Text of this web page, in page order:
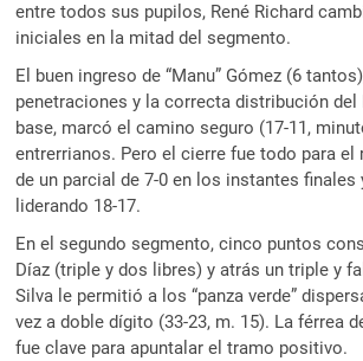
entre todos sus pupilos, René Richard
iniciales en la mitad del segmento.
El buen ingreso de “Manu” Gómez (6
penetraciones y la correcta distribución del
base, marcó el camino seguro (17-11,
entrerrianos. Pero el cierre fue todo para el
de un parcial de 7-0 en los instantes finales
liderando 18-17.
En el segundo segmento, cinco puntos
Díaz (triple y dos libres) y atrás un triple y
Silva le permitió a los “panza verde”
vez a doble dígito (33-23, m. 15). La férrea
fue clave para apuntalar el tramo positivo.